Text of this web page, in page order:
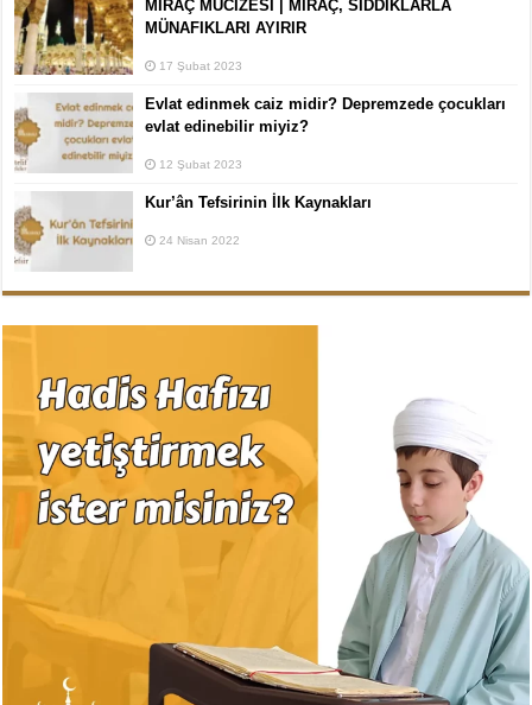
MİRAÇ MUCİZESİ | MİRAÇ, SIDDIKLARLA
MÜNAFIKLARI AYIRIR
17 Şubat 2023
Evlat edinmek caiz midir? Depremzede çocukları
evlat edinebilir miyiz?
12 Şubat 2023
Kur’ân Tefsirinin İlk Kaynakları
24 Nisan 2022